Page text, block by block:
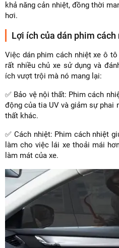
khả năng cản nhiệt, đồng thời
hơi.
Lợi ích của dán phim
Việc dán phim cách nhiệt xe ô
rất nhiều chủ xe sử dụng và
ích vượt trội mà nó mang lại:
✅ Bảo vệ nội thất: Phim cách
động của tia UV và giảm sự phai
thất khác.
✅ Cách nhiệt: Phim cách nhiệt
làm cho việc lái xe thoải mái
làm mát của xe.